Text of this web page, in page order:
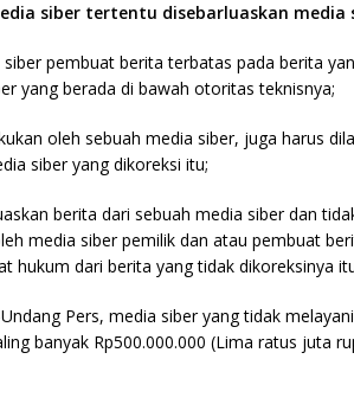
siber tertentu disebarluaskan media
pembuat berita terbatas pada berita
yang berada di bawah otoritas teknisnya;
oleh sebuah media siber, juga harus
siber yang dikoreksi itu;
berita dari sebuah media siber dan
media siber pemilik dan atau pembuat
hukum dari berita yang tidak dikoreksinya
Pers, media siber yang tidak
banyak Rp500.000.000 (Lima ratus juta